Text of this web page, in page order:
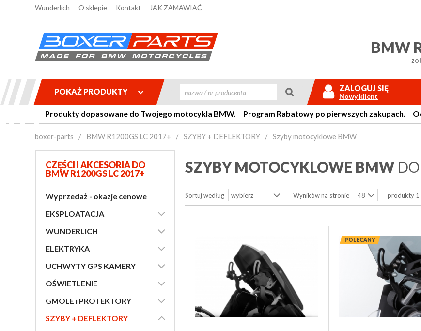
Wunderlich O sklepie Kontakt JAK ZAMAWIAĆ
BMW
POKAŻ PRODUKTY   ZALOGUJ SIĘ
Nowy klient
Login:
Hasło:
Produkty dopasowane do Twojego motocykla BMW. Program Rabatowy po pierwszych zakupach.
boxer-parts / BMW R1200GS LC 2017+ / SZYBY + DEFLEKTORY / Szyby motocyklowe BMW
CZĘŚCI I AKCESORIA DO
BMW R1200GS LC 2017+
Wyprzedaż - okazje cenowe

EKSPLOATACJA

WUNDERLICH

ELEKTRYKA

UCHWYTY GPS KAMERY

OŚWIETLENIE

GMOLE i PROTEKTORY

SZYBY + DEFLEKTORY
SZYBY MOTOCYKLOWE BMW
Sortuj według Wyników na stronie produkty 1
POLECANY